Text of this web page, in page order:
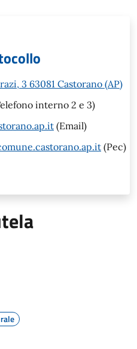
3 63081 Castorano (AP)
interno 2 e 3)
(Email)
(Pec)